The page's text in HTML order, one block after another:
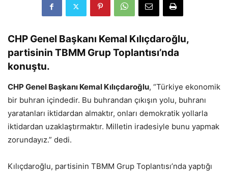
CHP Genel Başkanı Kemal Kılıçdaroğlu,
partisinin TBMM Grup Toplantısı’nda
konuştu.
CHP Genel Başkanı Kemal Kılıçdaroğlu, “Türkiye ekonomik
bir buhran içindedir. Bu buhrandan çıkışın yolu, buhranı
yaratanları iktidardan almaktır, onları demokratik yollarla
iktidardan uzaklaştırmaktır. Milletin iradesiyle bunu yapmak
zorundayız.” dedi.
Kılıçdaroğlu, partisinin TBMM Grup Toplantısı’nda yaptığı